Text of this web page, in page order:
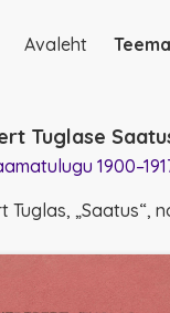
Avaleht
Tuglase
Tuglas, „Saatus“,